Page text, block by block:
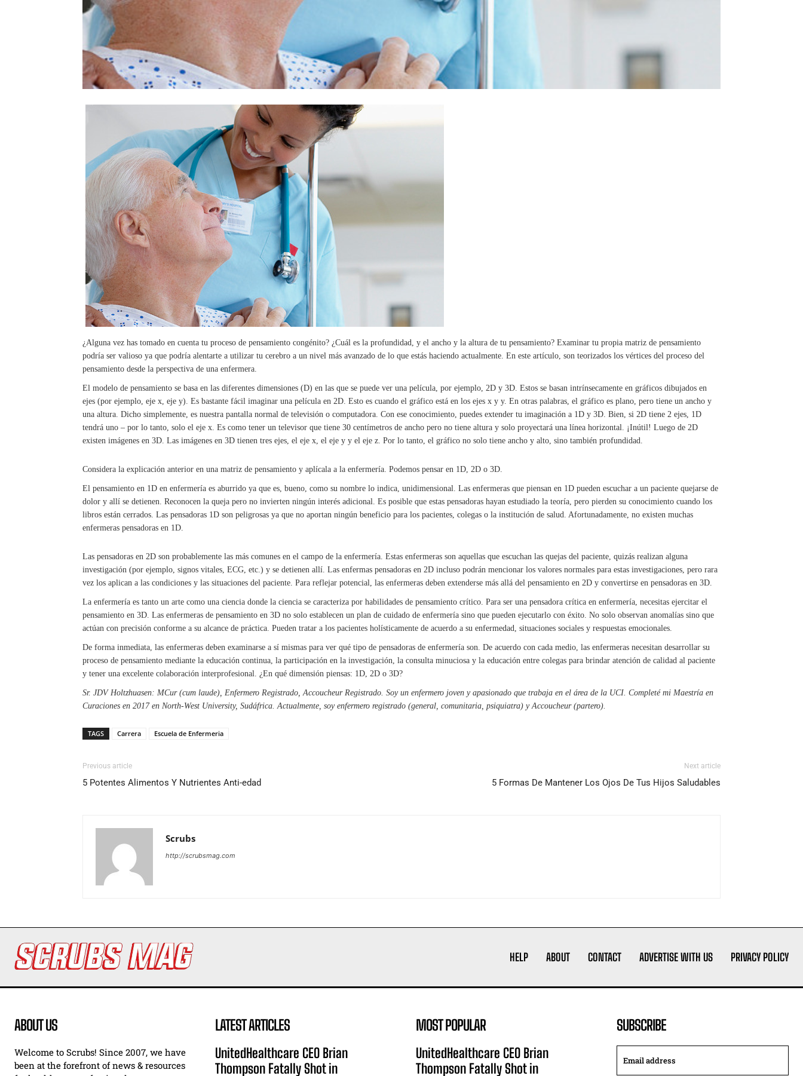
I've read and accept the
¿Alguna vez has tomado en cuenta tu proceso de pensamiento congénito? ¿Cuál es la profundidad, y el ancho y la altura de tu pensamiento? Examinar tu propia matriz de pensamiento
podría ser valioso ya que podría alentarte a utilizar tu cerebro a un nivel más avanzado de lo que estás haciendo actualmente. En este artículo, son teorizados los vértices del proceso del
pensamiento desde la perspectiva de una enfermera.
El modelo de pensamiento se basa en las diferentes dimensiones (D) en las que se puede ver una película, por ejemplo, 2D y 3D. Estos se basan intrínsecamente en gráficos dibujados en
ejes (por ejemplo, eje x, eje y). Es bastante fácil imaginar una película en 2D. Esto es cuando el gráfico está en los ejes x y y. En otras palabras, el gráfico es plano, pero tiene un ancho y
una altura. Dicho simplemente, es nuestra pantalla normal de televisión o computadora. Con ese conocimiento, puedes extender tu imaginación a 1D y 3D. Bien, si 2D tiene 2 ejes, 1D
tendrá uno – por lo tanto, solo el eje x. Es como tener un televisor que tiene 30 centímetros de ancho pero no tiene altura y solo proyectará una línea horizontal. ¡Inútil! Luego de 2D
existen imágenes en 3D. Las imágenes en 3D tienen tres ejes, el eje x, el eje y y el eje z. Por lo tanto, el gráfico no solo tiene ancho y alto, sino también profundidad.
Considera la explicación anterior en una matriz de pensamiento y aplícala a la enfermería. Podemos pensar en 1D, 2D o 3D.
El pensamiento en 1D en enfermería es aburrido ya que es, bueno, como su nombre lo indica, unidimensional. Las enfermeras que piensan en 1D pueden escuchar a un paciente quejarse de
dolor y allí se detienen. Reconocen la queja pero no invierten ningún interés adicional. Es posible que estas pensadoras hayan estudiado la teoría, pero pierden su conocimiento cuando los
libros están cerrados. Las pensadoras 1D son peligrosas ya que no aportan ningún beneficio para los pacientes, colegas o la institución de salud. Afortunadamente, no existen muchas
enfermeras pensadoras en 1D.
Las pensadoras en 2D son probablemente las más comunes en el campo de la enfermería. Estas enfermeras son aquellas que escuchan las quejas del paciente, quizás realizan alguna
investigación (por ejemplo, signos vitales, ECG, etc.) y se detienen allí. Las enfermas pensadoras en 2D incluso podrán mencionar los valores normales para estas investigaciones, pero rara
vez los aplican a las condiciones y las situaciones del paciente. Para reflejar potencial, las enfermeras deben extenderse más allá del pensamiento en 2D y convertirse en pensadoras en 3D.
La enfermería es tanto un arte como una ciencia donde la ciencia se caracteriza por habilidades de pensamiento crítico. Para ser una pensadora crítica en enfermería, necesitas ejercitar el
pensamiento en 3D. Las enfermeras de pensamiento en 3D no solo establecen un plan de cuidado de enfermería sino que pueden ejecutarlo con éxito. No solo observan anomalías sino que
actúan con precisión conforme a su alcance de práctica. Pueden tratar a los pacientes holísticamente de acuerdo a su enfermedad, situaciones sociales y respuestas emocionales.
De forma inmediata, las enfermeras deben examinarse a sí mismas para ver qué tipo de pensadoras de enfermería son. De acuerdo con cada medio, las enfermeras necesitan desarrollar su
proceso de pensamiento mediante la educación continua, la participación en la investigación, la consulta minuciosa y la educación entre colegas para brindar atención de calidad al paciente
y tener una excelente colaboración interprofesional. ¿En qué dimensión piensas: 1D, 2D o 3D?
Sr. JDV Holtzhuasen: MCur (cum laude), Enfermero Registrado, Accoucheur Registrado. Soy un enfermero joven y apasionado que trabaja en el área de la UCI. Completé mi Maestría en
Curaciones en 2017 en North-West University, Sudáfrica. Actualmente, soy enfermero registrado (general, comunitaria, psiquiatra) y Accoucheur (partero).
TAGS Carrera Escuela de Enfermeria
Previous article
5 Potentes Alimentos Y Nutrientes Anti-edad
Next article
5 Formas De Mantener Los Ojos De Tus Hijos Saludables
Scrubs
http://scrubsmag.com
HELP ABOUT CONTACT ADVERTISE WITH US PRIVACY POLICY
ABOUT US
Welcome to Scrubs! Since 2007, we have
been at the forefront of news & resources
LATEST ARTICLES
UnitedHealthcare CEO Brian
Thompson Fatally Shot in
MOST POPULAR
UnitedHealthcare CEO Brian
Thompson Fatally Shot in
SUBSCRIBE